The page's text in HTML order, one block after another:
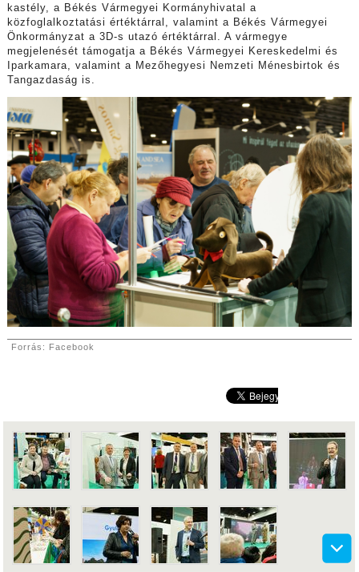
kastély, a Békés Vármegyei Kormányhivatal a
közfoglalkoztatási értéktárral, valamint a Békés Vármegyei
Önkormányzat a 3D-s utazó értéktárral. A vármegye
megjelenését támogatja a Békés Vármegyei Kereskedelmi és
Iparkamara, valamint a Mezőhegyesi Nemzeti Ménesbirtok és
Tangazdaság is.
Forrás: Facebook